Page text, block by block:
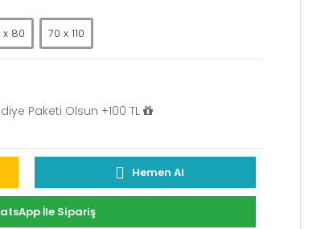
x 80 70 x 110
Paketi Olsun +100 TL
Hemen Al
İle Sipariş